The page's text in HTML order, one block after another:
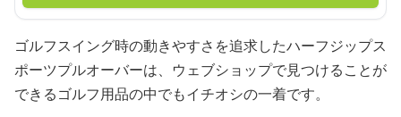
ゴルフスイング時の動きやすさを追求したハーフジップス
ポーツプルオーバーは、ウェブショップで見つけることが
できるゴルフ用品の中でもイチオシの一着です。